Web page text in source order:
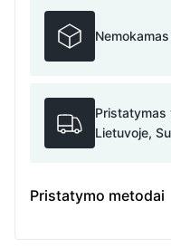
Pristatymas
Lietuvoje,
Pristatymo metodai